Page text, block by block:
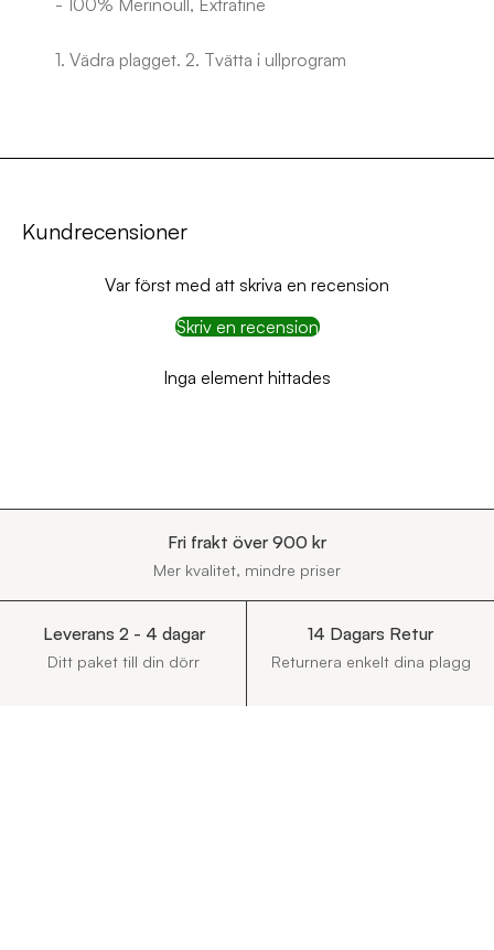
- 100% Merinoull, Extrafine
1. Vädra plagget. 2. Tvätta i ullprogram
Kundrecensioner
Var först med att skriva en recension
Skriv en recension
Inga element hittades
Fri frakt över 900 kr
Mer kvalitet, mindre priser
Leverans 2 - 4 dagar
Ditt paket till din dörr
14 Dagars Retur
Returnera enkelt dina plagg